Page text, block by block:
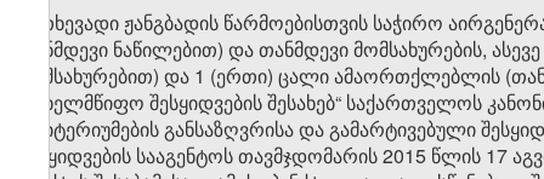
ა) თხევადი ჟანგბადის წარმოებისთვის საჭირო
თანმდევი ნაწილებით) და თანმდევი მომსახურების,
მომსახურებით) და 1 (ერთი) ცალი ამაორთქლებლის
„სახელმწიფო შესყიდვების შესახებ“ საქართველოს
კრიტერიუმების განსაზღვრისა და გამარტივებული
შესყიდვების სააგენტოს თავმჯდომარის 2015 წლის 17